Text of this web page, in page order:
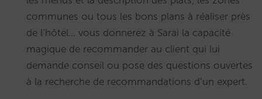
communes ou tous les bons plans à réaliser près
de l’hôtel… vous donnerez à Sarai la capacité
magique de recommander au client qui lui
demande conseil ou pose des questions ouvertes
à la recherche de recommandations d’un expert.